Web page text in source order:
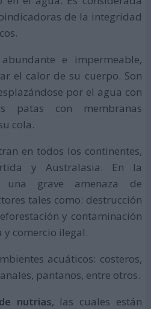
de la integridad
e impermeable,
el calor de su cuerpo. Son
por el agua con
patas con membranas
cola.
en todos los continentes,
y Australasia. En la
una grave amenaza de
tales como: destrucción
y contaminación
comercio ilegal.
acuáticos: costeros,
pantanos, entre otros.
nutrias, las cuales están